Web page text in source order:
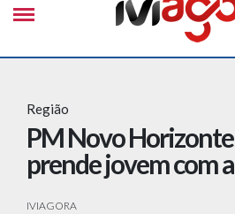
Região
PM Novo Horizonte
prende jovem com
IVIAGORA